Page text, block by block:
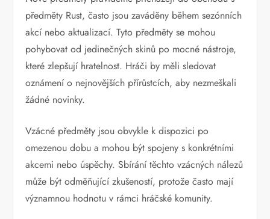
předměty Rust, často jsou zaváděny během sezónních
akcí nebo aktualizací. Tyto předměty se mohou
pohybovat od jedinečných skinů po mocné nástroje,
které zlepšují hratelnost. Hráči by měli sledovat
oznámení o nejnovějších přírůstcích, aby nezmeškali
žádné novinky.
Vzácné předměty jsou obvykle k dispozici po
omezenou dobu a mohou být spojeny s konkrétními
akcemi nebo úspěchy. Sbírání těchto vzácných nálezů
může být odměňující zkušeností, protože často mají
významnou hodnotu v rámci hráčské komunity.